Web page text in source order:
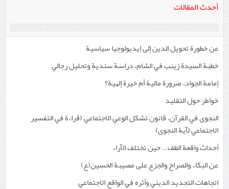
أحدث المقالات
عن خطورة تحويل الدين إلى إيديولوجيا سياسية
خطبة السيدة زينب في الشام، دراسة سندية وتحليل رجالي
إمامة الجواد، ضرورة مالية أم خيرة إلهية؟
خواطر حول التقليد
النجوى في القرآن، قانون تشكل الوعي الاجتماعي (قراءة في التفسير
الاجتماعي لآية النجوى)
أحداث واقعة الطف… حين تختلف الآراء
عن البكاء والصراخ والجزع على مصيبة الحسين(ع)
اتجاهات التجديد الديني وأثره في الواقع الاجتماعي